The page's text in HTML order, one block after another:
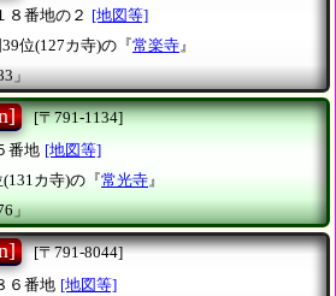
８番地の２ [地図等]
位(127カ寺)の『常楽寺 』
」
[〒791-1134]
番地 [地図等]
カ寺)の『常光寺』
」
[〒791-8044]
６番地 [地図等]